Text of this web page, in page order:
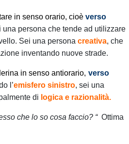
in senso orario, cioè verso
una persona che tende ad utilizzare
Sei una persona creativa, che
inventando nuove strade.
in senso antiorario, verso
l’emisfero sinistro, sei una
di logica e razionalità.
che lo so cosa faccio? “ Ottima